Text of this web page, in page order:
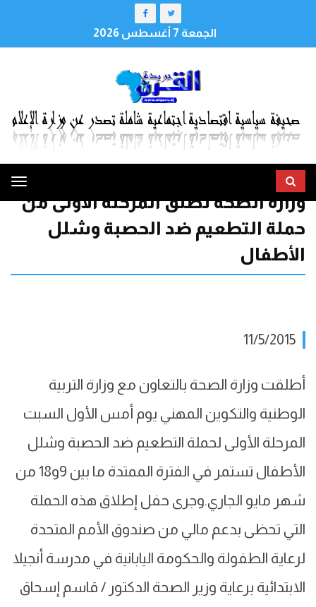
الجمعة 7 أغسطس 2026
وزارة الصحة تطلق المرحلة الأولى من
حملة التطعيم ضد الحصبة وشلل
الأطفال
11/5/2015
أطلقت وزارة الصحة بالتعاون مع وزارة التربية
الوطنية والتكوين المهني يوم أمس الأول السبت
المرحلة الأولى لحملة التطعيم ضد الحصبة وشلل
الأطفال تستمر في الفترة الممتدة ما بين 9و18 من
شهر مايو الجاري.وجرى حفل إطلاق هذه الحملة
التي تحظى بدعم مالي من صندوق الأمم المتحدة
لرعاية الطفولة والحكومة اليابانية في مدرسة أنجيلا
الابتدائية برعاية وزير الصحة الدكتور / قاسم إسحاق